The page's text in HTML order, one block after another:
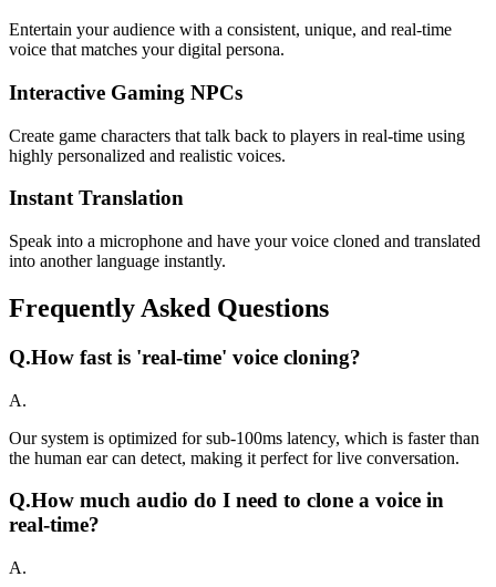
Entertain your audience with a consistent, unique, and real-time
voice that matches your digital persona.
Interactive Gaming NPCs
Create game characters that talk back to players in real-time using
highly personalized and realistic voices.
Instant Translation
Speak into a microphone and have your voice cloned and translated
into another language instantly.
Frequently Asked Questions
Q.How fast is 'real-time' voice cloning?
A.
Our system is optimized for sub-100ms latency, which is faster than
the human ear can detect, making it perfect for live conversation.
Q.How much audio do I need to clone a voice in
real-time?
A.